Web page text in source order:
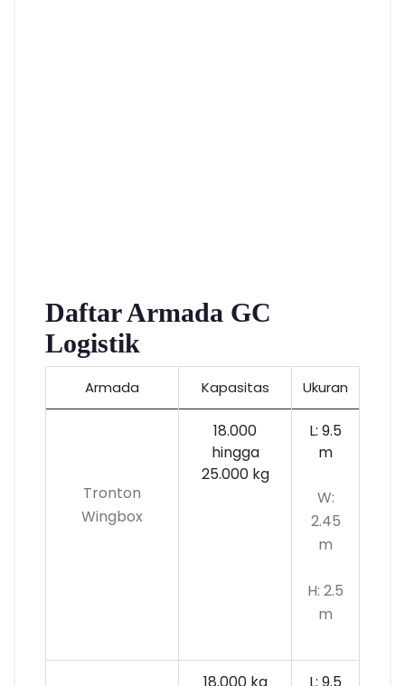
Daftar Armada GC
Logistik
Armada Kapasitas Ukuran
Tronton
Wingbox
18.000
hingga
25.000 kg
L: 9.5
m
W:
2.45
m
H: 2.5
m
18.000 kg
L: 9.5